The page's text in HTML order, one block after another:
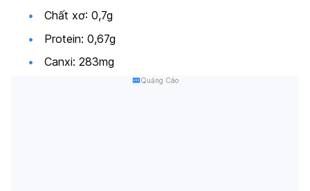
Chất xơ: 0,7g
Protein: 0,67g
Canxi: 283mg
Quảng Cáo